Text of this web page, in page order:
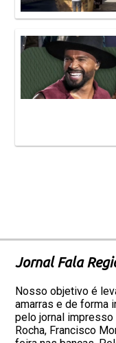
Jornal Fala
Nosso objetivo é
amarras e de forma
pelo jornal impresso
Rocha, Francisco